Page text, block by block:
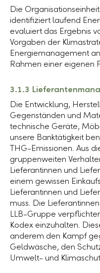
Die
identifiziert laufend
evaluiert das Ergebnis
Vorgaben der
Energiemanagement
Rahmen einer eigenen
3.1.3
Die Entwicklung,
Gegenständen und
technische Geräte,
unsere Banktätigkeit
THG-Emissionen. Aus
gruppenweiten
Lieferantinnen und
einem gewissen
Lieferantinnen und
muss. Die
LLB-Gruppe
Kodex einzuhalten.
anderem den Kampf
Geldwäsche, den
Umwelt- und